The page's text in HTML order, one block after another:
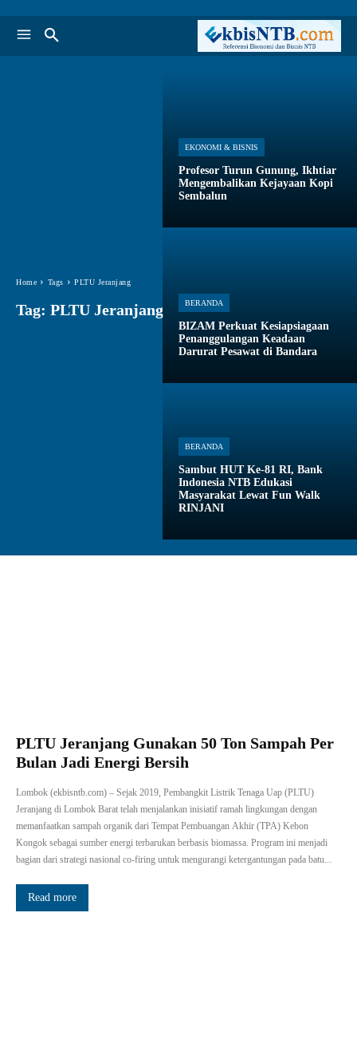
Home Tags PLTU Jeranjang
Tag: PLTU Jeranjang
EKONOMI & BISNIS
Profesor Turun Gunung, Ikhtiar
Mengembalikan Kejayaan Kopi
Sembalun
BERANDA
BIZAM Perkuat Kesiapsiagaan
Penanggulangan Keadaan
Darurat Pesawat di Bandara
BERANDA
Sambut HUT Ke-81 RI, Bank
Indonesia NTB Edukasi
Masyarakat Lewat Fun Walk
RINJANI
PLTU Jeranjang Gunakan 50 Ton Sampah Per
Bulan Jadi Energi Bersih
Lombok (ekbisntb.com) – Sejak 2019, Pembangkit Listrik Tenaga Uap (PLTU)
Jeranjang di Lombok Barat telah menjalankan inisiatif ramah lingkungan dengan
memanfaatkan sampah organik dari Tempat Pembuangan Akhir (TPA) Kebon
Kongok sebagai sumber energi terbarukan berbasis biomassa. Program ini menjadi
bagian dari strategi nasional co-firing untuk mengurangi ketergantungan pada batu...
Read more